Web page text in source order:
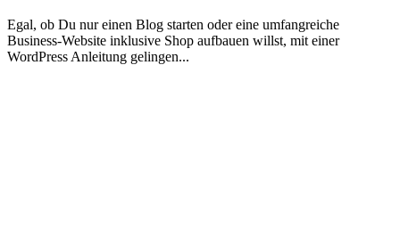
Egal, ob Du nur einen Blog starten oder eine umfangreiche
Business-Website inklusive Shop aufbauen willst, mit einer
WordPress Anleitung gelingen...